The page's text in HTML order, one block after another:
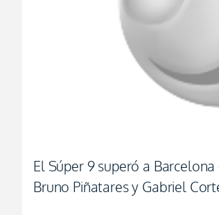
El Súper 9 superó a
Bruno Piñatares y Gabriel